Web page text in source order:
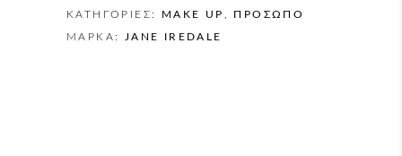
ΚΑΤΗΓΟΡΊΕΣ: MAKE UP ΠΡΌΣΩΠΟ
ΜΆΡΚΑ: JANE IREDALE